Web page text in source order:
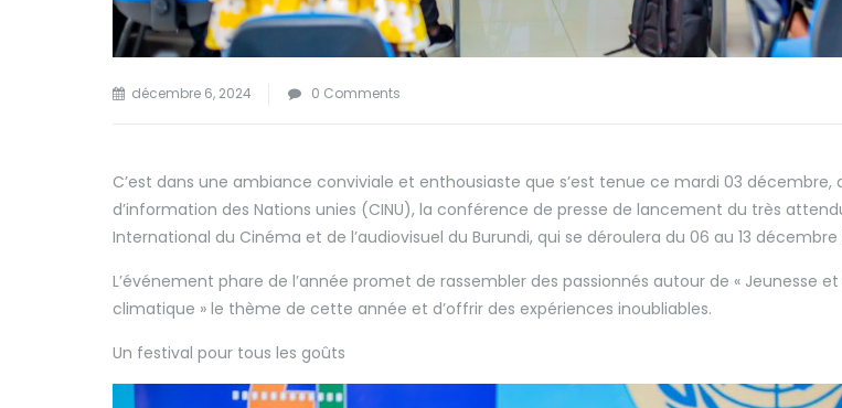
décembre 6, 2024 0 Comments
C’est dans une ambiance conviviale et enthousiaste que s’est tenue ce mardi 03 décembre,
d’information des Nations unies (CINU), la conférence de presse de lancement du très
International du Cinéma et de l’audiovisuel du Burundi, qui se déroulera du 06 au 13 décembre
L’événement phare de l’année promet de rassembler des passionnés autour de « Jeunesse
climatique » le thème de cette année et d’offrir des expériences inoubliables.
Un festival pour tous les goûts